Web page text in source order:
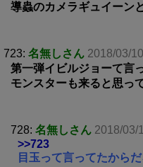
導蟲のカメラギュイーン
723: 名無しさん 2018/03/
第一弾イビルジョーて言
モンスターも来ると思っ
728: 名無しさん 2018/03/
>>723
目玉って言ってたから